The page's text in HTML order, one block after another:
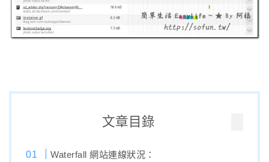
文章目錄
Waterfall 網站連線狀況：